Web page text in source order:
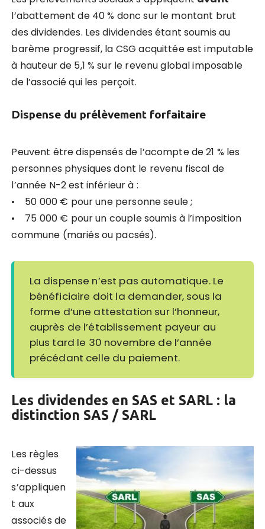
l’abattement de 40 % donc sur le montant brut
des dividendes. Les dividendes étant soumis au
barème progressif, la CSG acquittée est imputable
à hauteur de 5,1 % sur le revenu global imposable
de l’associé qui les perçoit.
Dispense du prélèvement forfaitaire
Peuvent être dispensés de l’acompte de 21 % les
personnes physiques dont le revenu fiscal de
l’année N-2 est inférieur à :
• 50 000 € pour une personne seule ;
• 75 000 € pour un couple soumis à l’imposition
commune (mariés ou pacsés).
La dispense n’est pas automatique. Le
bénéficiaire doit la demander, sous la
forme d’une attestation sur l’honneur,
auprès de l’établissement payeur au
plus tard le 30 novembre de l’année
précédant celle du paiement.
Les dividendes en SAS et SARL : la
distinction SAS / SARL
Les règles
ci-dessus
s’appliquen
t aux
associés de